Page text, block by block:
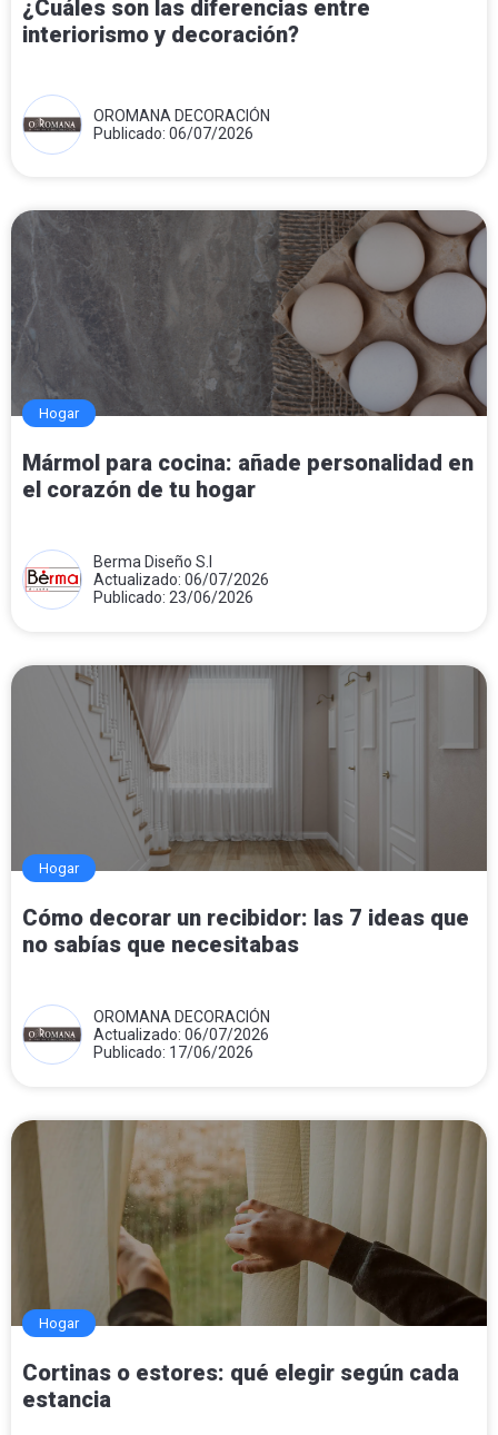
¿Cuáles son las diferencias entre
interiorismo y decoración?
OROMANA DECORACIÓN
Publicado: 06/07/2026
Hogar
Mármol para cocina: añade personalidad en
el corazón de tu hogar
Berma Diseño S.l
Actualizado: 06/07/2026
Publicado: 23/06/2026
Hogar
Cómo decorar un recibidor: las 7 ideas que
no sabías que necesitabas
OROMANA DECORACIÓN
Actualizado: 06/07/2026
Publicado: 17/06/2026
Hogar
Cortinas o estores: qué elegir según cada
estancia